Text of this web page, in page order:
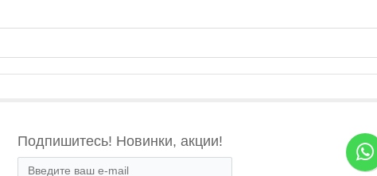
Подпишитесь! Новинки, акции!